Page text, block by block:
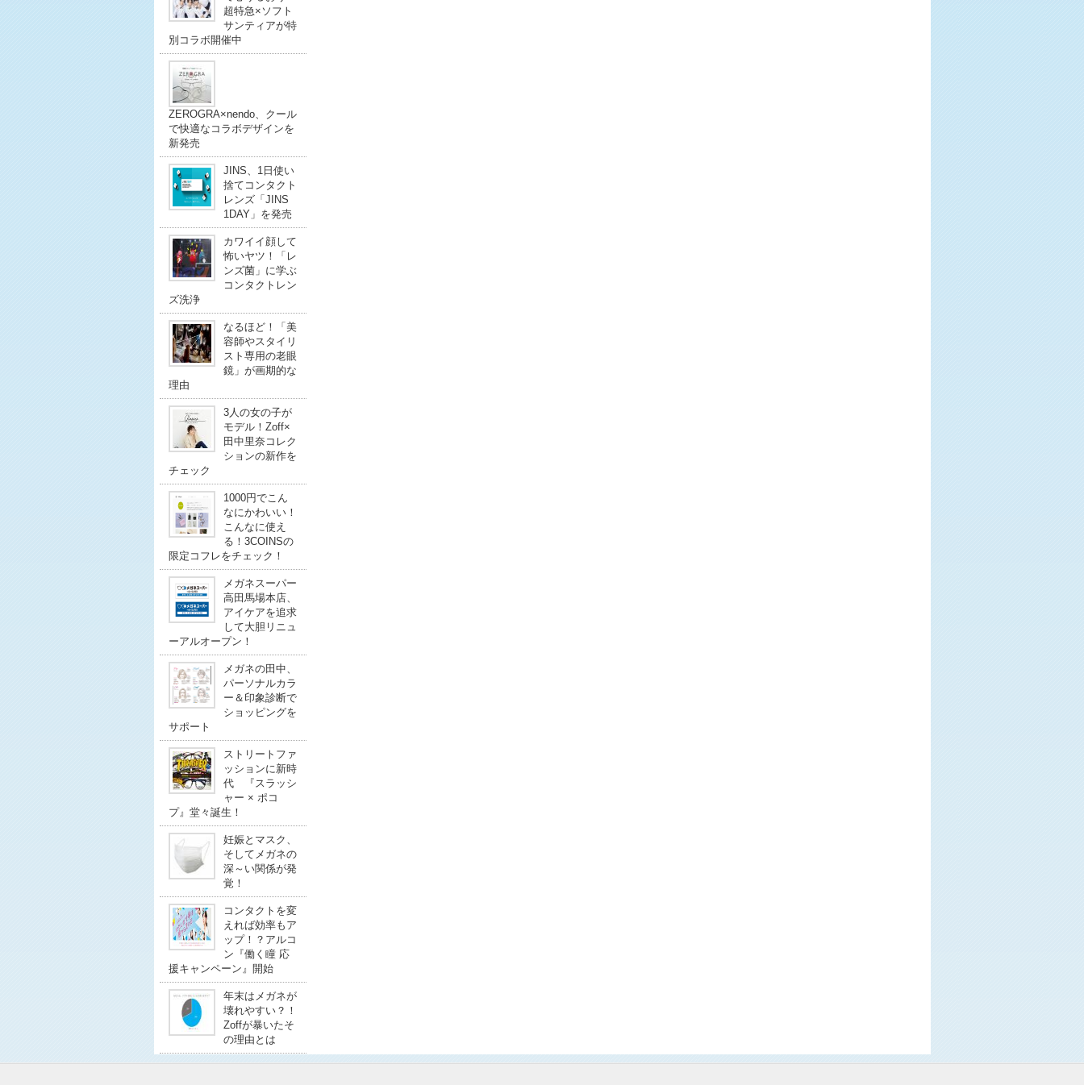
超特急×ソフト
サンティアが特
別コラボ開催中
ZEROGRA×nendo、クール
で快適なコラボデザインを
新発売
JINS、1日使い
捨てコンタクト
レンズ「JINS
1DAY」を発売
カワイイ顔して
怖いヤツ！「レ
ンズ菌」に学ぶ
コンタクトレン
ズ洗浄
なるほど！「美
容師やスタイリ
スト専用の老眼
鏡」が画期的な
理由
3人の女の子が
モデル！Zoff×
田中里奈コレク
ションの新作を
チェック
1000円でこん
なにかわいい！
こんなに使え
る！3COINSの
限定コフレをチェック！
メガネスーパー
高田馬場本店、
アイケアを追求
して大胆リニュ
ーアルオープン！
メガネの田中、
パーソナルカラ
ー＆印象診断で
ショッピングを
サポート
ストリートファ
ッションに新時
代 『スラッシ
ャー × ポコ
プ』堂々誕生！
妊娠とマスク、
そしてメガネの
深～い関係が発
覚！
コンタクトを変
えれば効率もア
ップ！？アルコ
ン『働く瞳 応
援キャンペーン』開始
年末はメガネが
壊れやすい？！
Zoffが暴いたそ
の理由とは